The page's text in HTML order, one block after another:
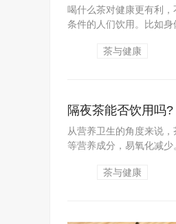
喝什么茶对健康更有利
条件的人们饮用。比如
茶与健康
隔夜茶能否饮用吗?
从营养卫生的角度来说
等营养成分，易氧化减
茶与健康